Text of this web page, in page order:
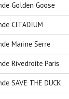
Golden Goose
CITADIUM
Marine Serre
Rivedroite Paris
SAVE THE DUCK